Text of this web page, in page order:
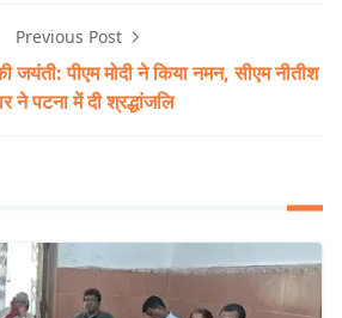
Previous Post
जयंती: पीएम मोदी ने किया नमन, सीएम नीतीश
ने पटना में दी श्रद्धांजलि